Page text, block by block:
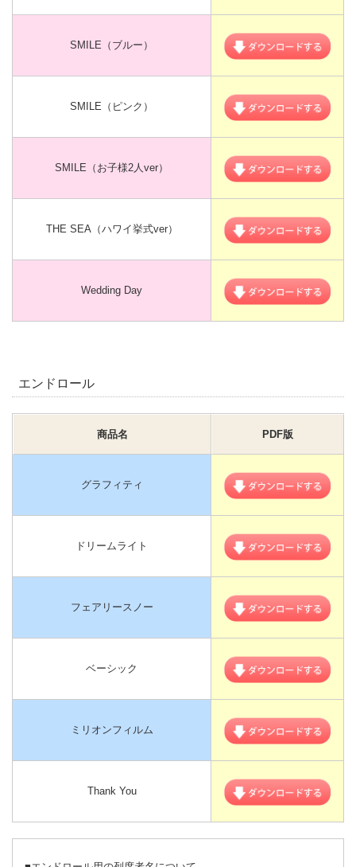
SMILE（ブルー）
SMILE（ピンク）
SMILE（お子様2人ver）
THE SEA（ハワイ挙式ver）
Wedding Day
エンドロール
商品名 PDF版
グラフィティ
ドリームライト
フェアリースノー
ベーシック
ミリオンフィルム
Thank You